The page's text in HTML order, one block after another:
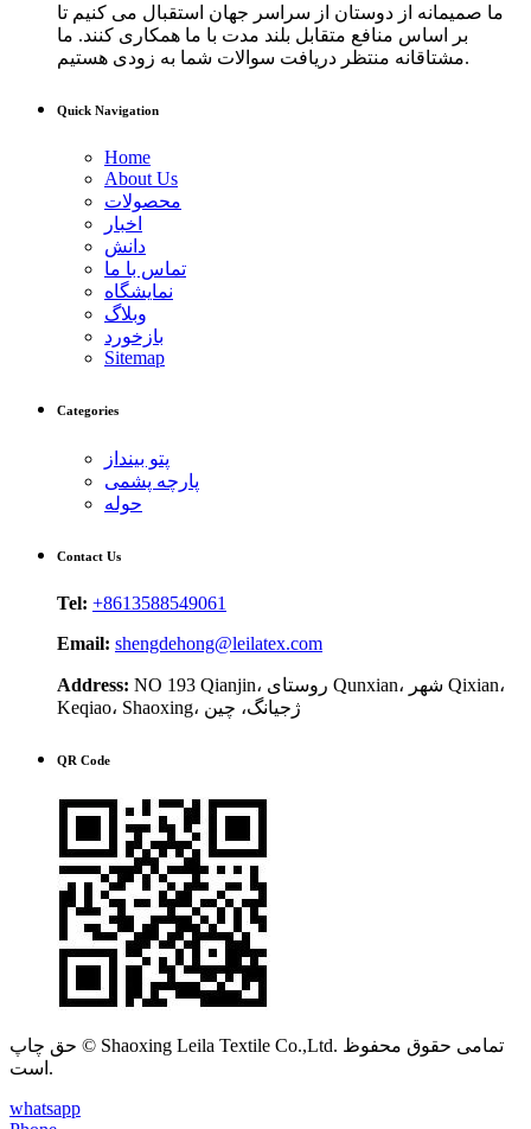
ما صمیمانه از دوستان از سراسر جهان استقبال می کنیم تا
بر اساس منافع متقابل بلند مدت با ما همکاری کنند. ما
مشتاقانه منتظر دریافت سوالات شما به زودی هستیم.
Quick Navigation
Home
About Us
محصولات
اخبار
دانش
تماس با ما
نمایشگاه
وبلاگ
بازخورد
Sitemap
Categories
پتو بینداز
پارچه پشمی
حوله
Contact Us
Tel: +8613588549061
Email: shengdehong@leilatex.com
Address: NO 193 Qianjin، روستای Qunxian، شهر Qixian،
Keqiao، Shaoxing، ژجیانگ، چین
QR Code
حق چاپ © Shaoxing Leila Textile Co.,Ltd. تمامی حقوق محفوظ
است.
whatsapp